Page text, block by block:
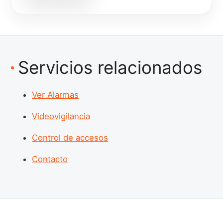
Servicios relacionados
Ver Alarmas
Videovigilancia
Control de accesos
Contacto